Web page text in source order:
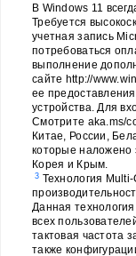
В Windows 11
Требуется
учетная запись
потребоваться
выполнение
сайте http://
ее
устройства. Для
Смотрите aka.ms/
Китае, России,
которые наложено
Корея и Крым.
3 Технология
Данная
всех
тактовая частота
также